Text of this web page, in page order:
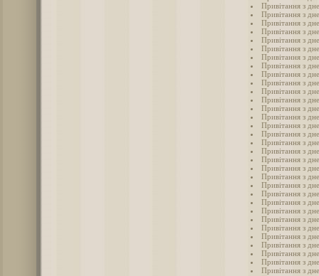
Привітання з
Привітання з
Привітання з
Привітання з
Привітання з
Привітання з
Привітання з
Привітання з
Привітання з
Привітання з
Привітання з
Привітання з
Привітання з
Привітання з
Привітання з
Привітання з
Привітання з
Привітання з
Привітання з
Привітання з
Привітання з
Привітання з
Привітання з
Привітання з
Привітання з
Привітання з
Привітання з
Привітання з
Привітання з
Привітання з
Привітання з
Привітання з